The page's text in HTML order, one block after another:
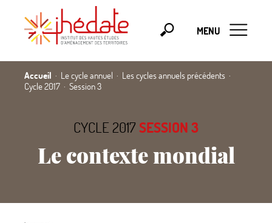
MENU
Accueil Le cycle annuel
Les cycles annuels précédents
Cycle 2017
Session 3
CYCLE 2017 SESSION 3
Le contexte mondial